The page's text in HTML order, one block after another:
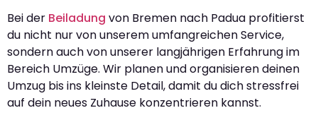
Bei der Beiladung von Bremen nach Padua profitierst
du nicht nur von unserem umfangreichen Service,
sondern auch von unserer langjährigen Erfahrung im
Bereich Umzüge. Wir planen und organisieren deinen
Umzug bis ins kleinste Detail, damit du dich stressfrei
auf dein neues Zuhause konzentrieren kannst.